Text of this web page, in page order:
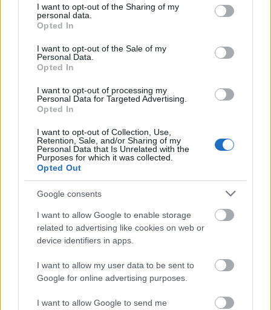
not limited to your visit or usage behaviour. You may click to
grant or deny consent to Google and its third-party tags to
use your data for below specified purposes in below Google
consent section.
I want to opt-out of the Sharing of my
personal data.
Opted In
I want to opt-out of the Sale of my
Personal Data.
Opted In
I want to opt-out of processing my
Personal Data for Targeted Advertising.
Opted In
I want to opt-out of Collection, Use,
Retention, Sale, and/or Sharing of my
Personal Data that Is Unrelated with the
Purposes for which it was collected.
Opted Out
Google consents
I want to allow Google to enable storage
related to advertising like cookies on web or
device identifiers in apps.
I want to allow my user data to be sent to
Google for online advertising purposes.
I want to allow Google to send me
Καππαδοκία, Τουρκία